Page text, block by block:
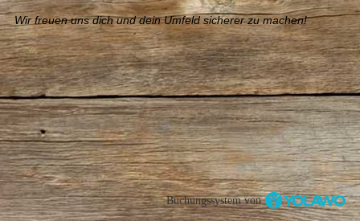
Wir freuen uns dich und dein Umfeld sicherer zu machen!